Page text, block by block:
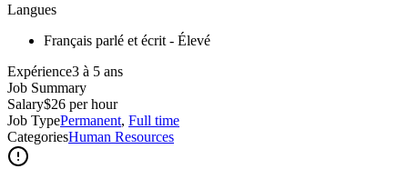
Langues
Français parlé et écrit - Élevé
Expérience3 à 5 ans
Job Summary
Salary$26 per hour
Job TypePermanent, Full time
CategoriesHuman Resources